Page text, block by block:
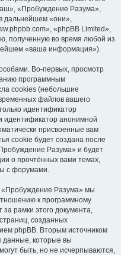
«Пробуждение Разума»,
дальнейшем «они»,
«phpBB Limited»,
полученную во время любой из
«ваша информация»).
Во-первых, просмотр
программным
cookies (небольшие
файлов вашего
идентификатор
идентификатор анонимной
присвоенные вам
cookie будет создана после
Разума» и будет
о прочтённых вами темах,
с форумами.
«Пробуждение Разума» мы
к программному
рамки этого документа,
созданных
phpBB. Вторым источником
которые вы
быть, но не исчерпываются,